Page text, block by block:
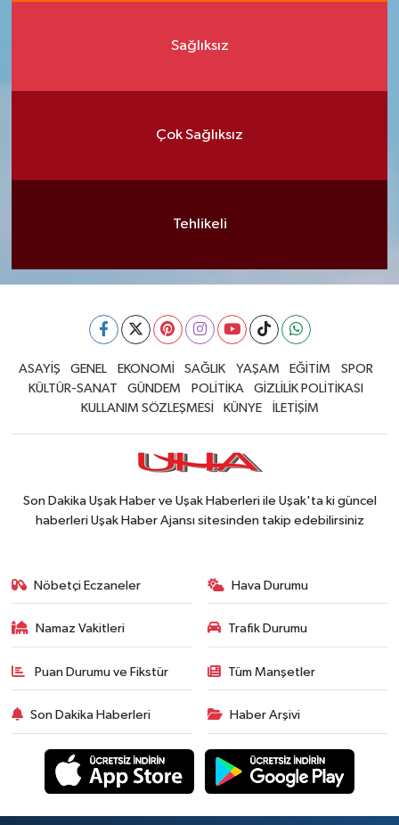
Sağlıksız
Çok Sağlıksız
Tehlikeli
ASAYİŞ GENEL EKONOMİ SAĞLIK YAŞAM EĞİTİM
SPOR
KÜLTÜR-SANAT
GÜNDEM POLİTİKA
GİZLİLİK POLİTİKASI
KULLANIM SÖZLEŞMESİ
KÜNYE İLETİŞİM
Son Dakika Uşak Haber ve Uşak Haberleri ile Uşak'ta ki güncel
haberleri Uşak Haber Ajansı sitesinden takip edebilirsiniz
Nöbetçi Eczaneler Hava Durumu
Namaz Vakitleri Trafik Durumu
Puan Durumu ve Fikstür Tüm Manşetler
Son Dakika Haberleri Haber Arşivi